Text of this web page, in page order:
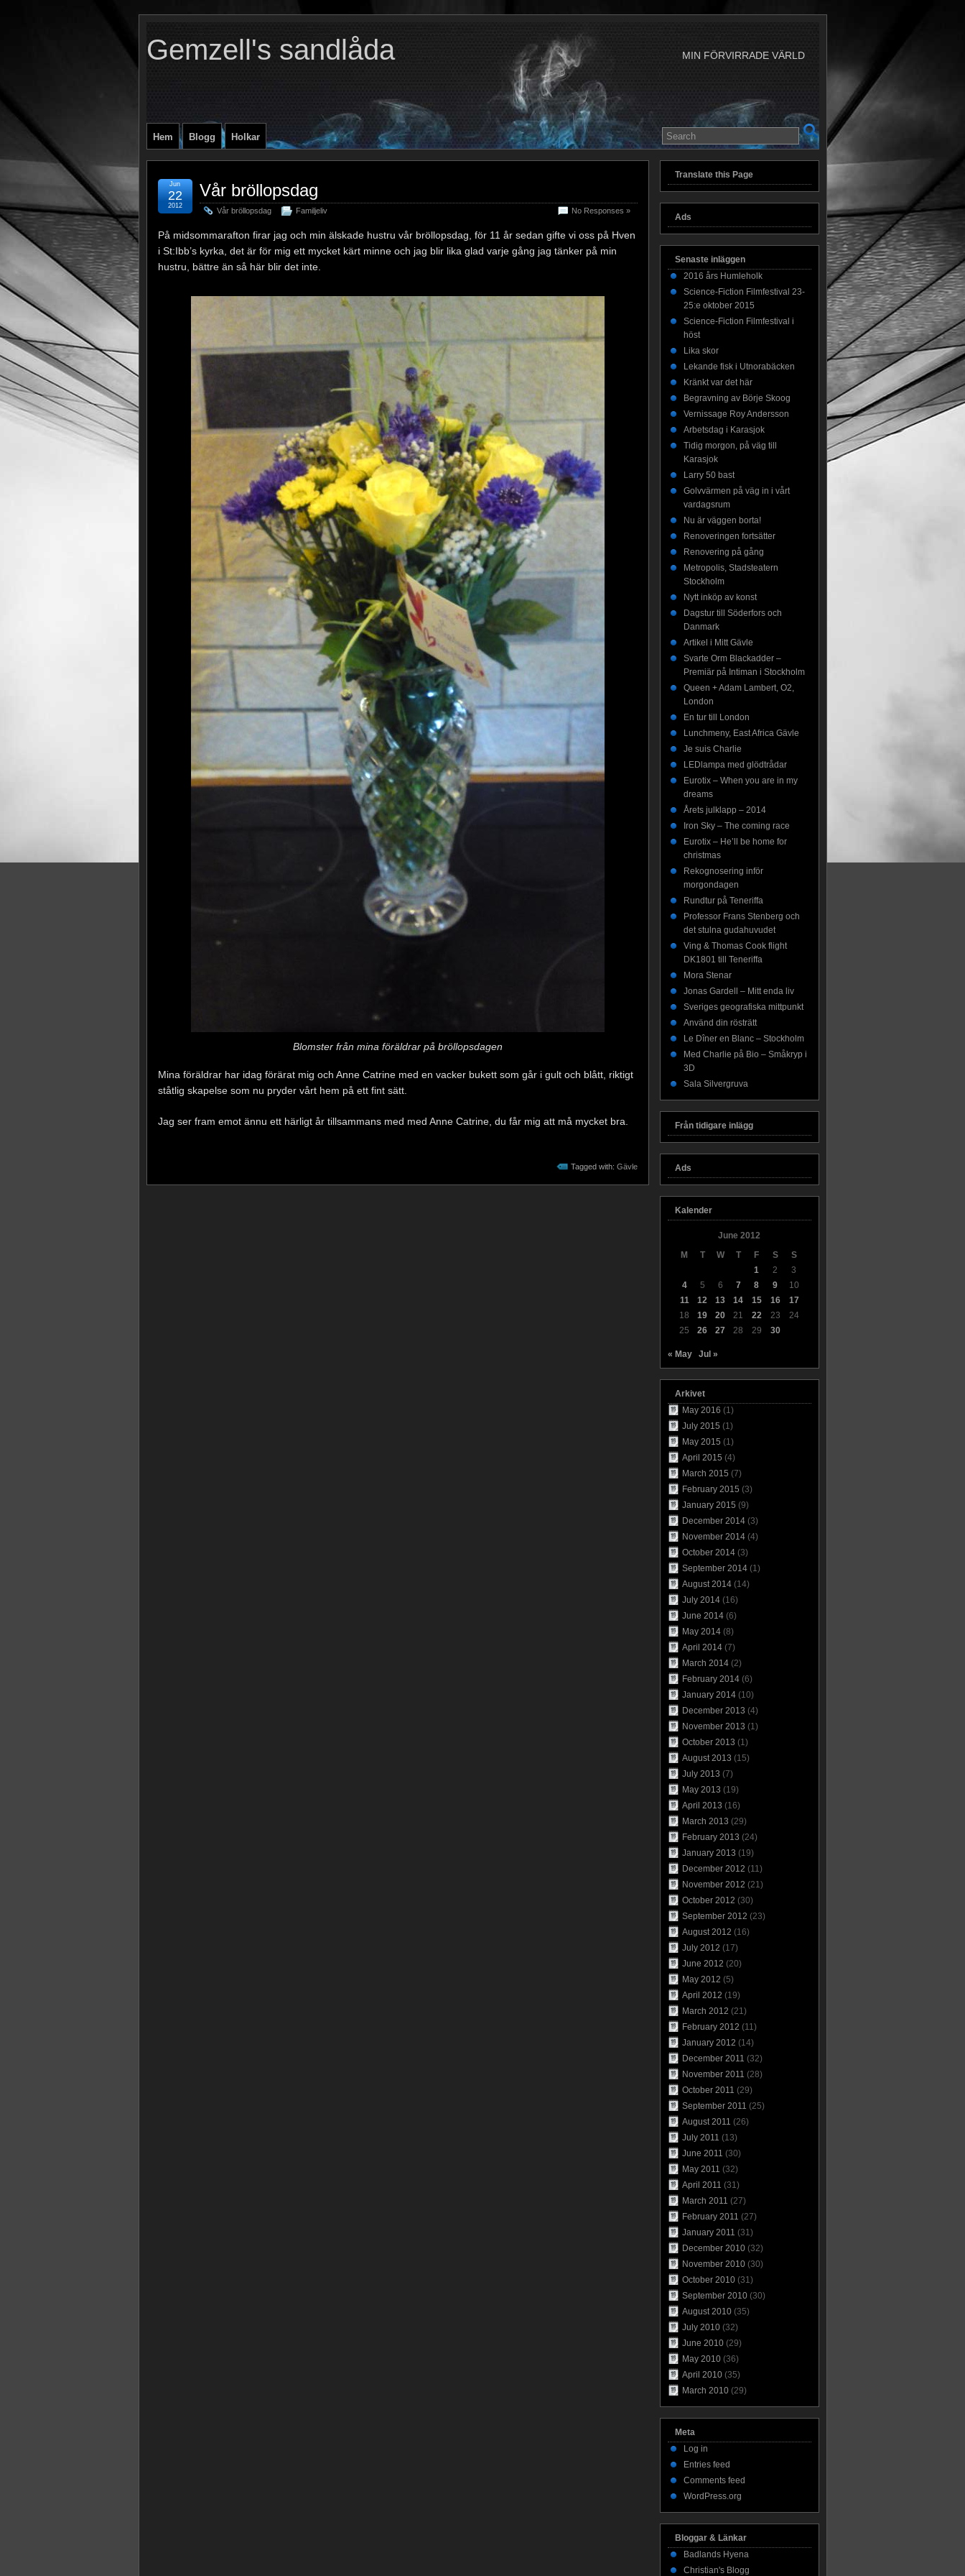
Gemzell's sandlåda MIN FÖRVIRRADE VÄRLD
Hem Blogg Holkar
Vår bröllopsdag
Vår bröllopsdag Familjeliv No Responses »
Jun
22
2012
På midsommarafton firar jag och min älskade hustru vår bröllopsdag, för 11 år sedan gifte vi oss på Hven
i St:Ibb’s kyrka, det är för mig ett mycket kärt minne och jag blir lika glad varje gång jag tänker på min
hustru, bättre än så här blir det inte.
Blomster från mina föräldrar på bröllopsdagen
Mina föräldrar har idag förärat mig och Anne Catrine med en vacker bukett som går i gult och blått, riktigt
ståtlig skapelse som nu pryder vårt hem på ett fint sätt.
Jag ser fram emot ännu ett härligt år tillsammans med med Anne Catrine, du får mig att må mycket bra.
Tagged with: Gävle
Translate this Page
Ads
Senaste inläggen
2016 års Humleholk
Science-Fiction Filmfestival 23-
25:e oktober 2015
Science-Fiction Filmfestival i
höst
Lika skor
Lekande fisk i Utnorabäcken
Kränkt var det här
Begravning av Börje Skoog
Vernissage Roy Andersson
Arbetsdag i Karasjok
Tidig morgon, på väg till
Karasjok
Larry 50 bast
Golvvärmen på väg in i vårt
vardagsrum
Nu är väggen borta!
Renoveringen fortsätter
Renovering på gång
Metropolis, Stadsteatern
Stockholm
Nytt inköp av konst
Dagstur till Söderfors och
Danmark
Artikel i Mitt Gävle
Svarte Orm Blackadder –
Premiär på Intiman i Stockholm
Queen + Adam Lambert, O2,
London
En tur till London
Lunchmeny, East Africa Gävle
Je suis Charlie
LEDlampa med glödtrådar
Eurotix – When you are in my
dreams
Årets julklapp – 2014
Iron Sky – The coming race
Eurotix – He’ll be home for
christmas
Rekognosering inför
morgondagen
Rundtur på Teneriffa
Professor Frans Stenberg och
det stulna gudahuvudet
Ving & Thomas Cook flight
DK1801 till Teneriffa
Mora Stenar
Jonas Gardell – Mitt enda liv
Sveriges geografiska mittpunkt
Använd din rösträtt
Le Dîner en Blanc – Stockholm
Med Charlie på Bio – Småkryp i
3D
Sala Silvergruva
Från tidigare inlägg
Ads
Kalender
June 2012
M
T W T F S
S
1
2
3
4
5 6 7 8 9
10
11
12 13 14 15 16
17
18
19 20 21 22 23
24
25
26 27 28 29 30
« May Jul »
Arkivet
May 2016 (1)
July 2015 (1)
May 2015 (1)
April 2015 (4)
March 2015 (7)
February 2015 (3)
January 2015 (9)
December 2014(3)
November 2014(4)
October 2014(3)
September 2014(1)
August 2014(14)
July 2014(16)
June 2014(6)
May 2014(8)
April 2014(7)
March 2014(2)
February 2014(6)
January 2014(10)
December 2013 (4)
November 2013 (1)
October 2013 (1)
August 2013 (15)
July 2013 (7)
May 2013 (19)
April 2013 (16)
March 2013 (29)
February 2013 (24)
January 2013 (19)
December 2012 (11)
November 2012 (21)
October 2012 (30)
September 2012 (23)
August 2012 (16)
July 2012 (17)
June 2012 (20)
May 2012 (5)
April 2012 (19)
March 2012 (21)
February 2012 (11)
January 2012 (14)
December 2011 (32)
November 2011 (28)
October 2011 (29)
September 2011 (25)
August 2011 (26)
July 2011 (13)
June 2011 (30)
May 2011 (32)
April 2011 (31)
March 2011 (27)
February 2011 (27)
January 2011 (31)
December 2010(32)
November 2010(30)
October 2010(31)
September 2010(30)
August 2010(35)
July 2010(32)
June 2010(29)
May 2010(36)
April 2010(35)
March 2010(29)
Meta
Log in
Entries feed
Comments feed
WordPress.org
Bloggar & Länkar
Badlands Hyena
Christian's Blogg